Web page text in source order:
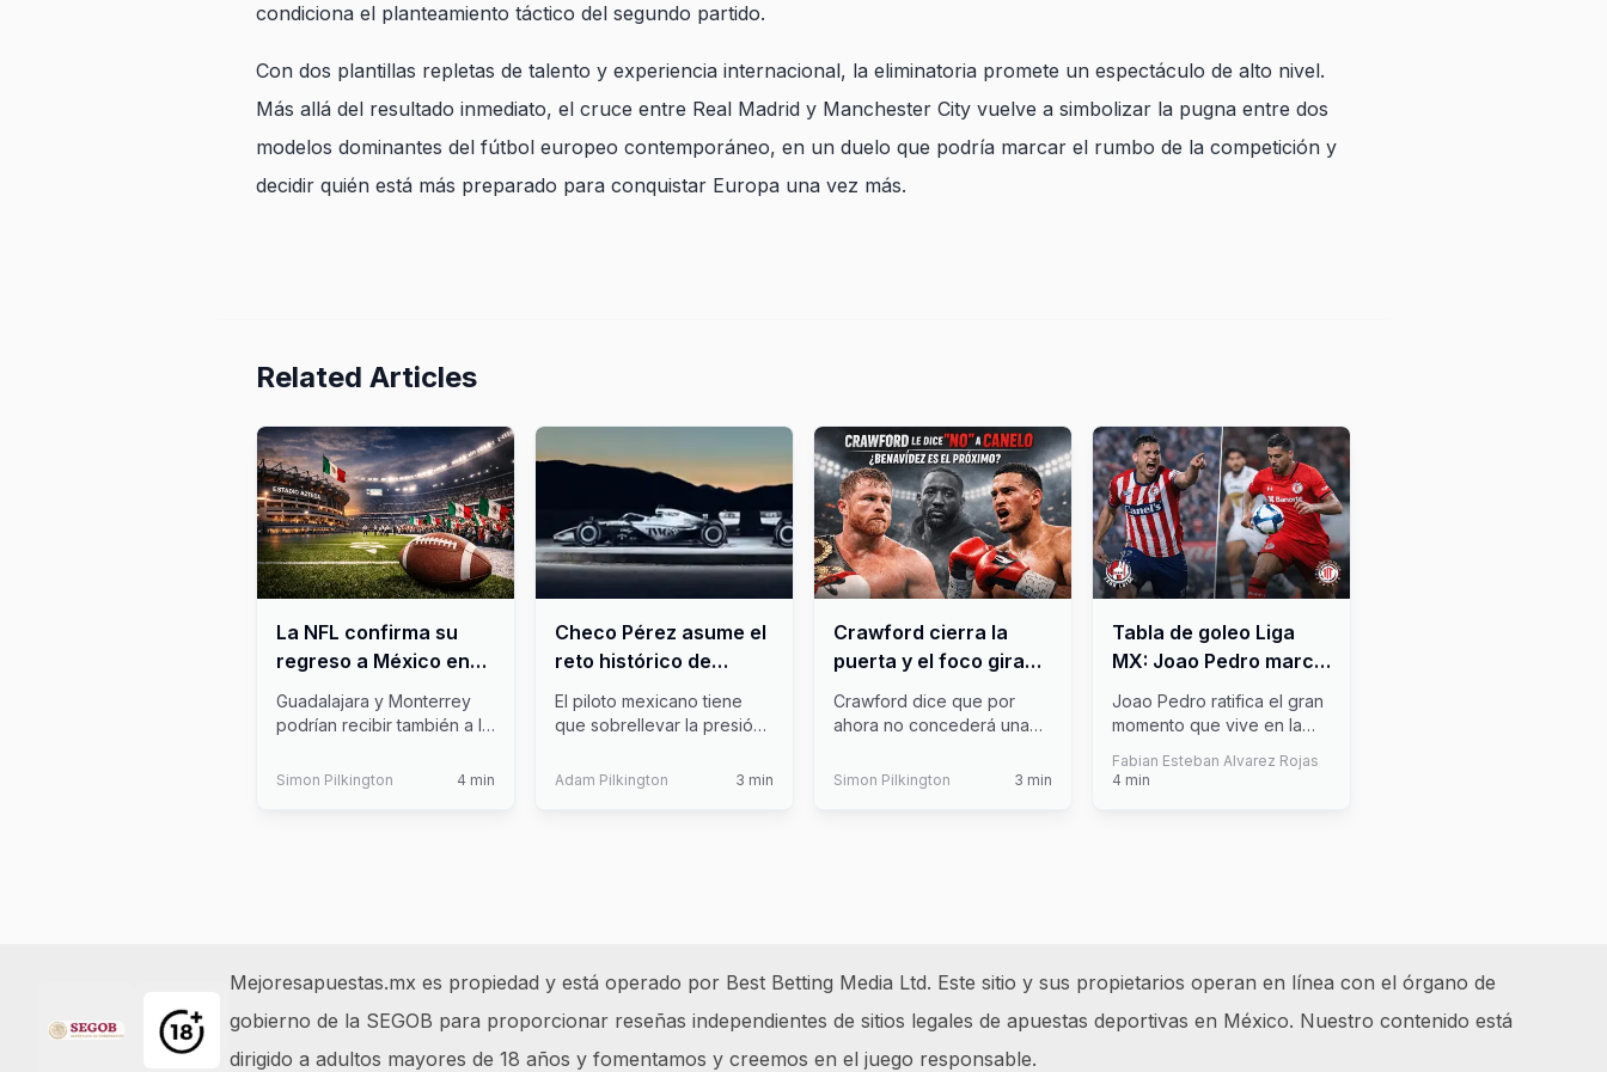
condiciona el planteamiento táctico del segundo partido.
Con dos plantillas repletas de talento y experiencia internacional, la eliminatoria promete un espectáculo de alto nivel.
Más allá del resultado inmediato, el cruce entre Real Madrid y Manchester City vuelve a simbolizar la pugna entre dos
modelos dominantes del fútbol europeo contemporáneo, en un duelo que podría marcar el rumbo de la competición y
decidir quién está más preparado para conquistar Europa una vez más.
Related Articles
La NFL confirma su
regreso a México en
2026 con los 49ers
como anfitriones
Guadalajara y Monterrey
podrían recibir también a la
aho...
Simon Pilkington 4 min
Checo Pérez asume el
reto histórico de
liderar el debut de
Cadillac en Fórmula 1
El piloto mexicano tiene
que sobrellevar la presión
que...
Adam Pilkington 3 min
Crawford cierra la
puerta y el foco gira
hacia Benavidez
Crawford dice que por
ahora no concederá una
sin emba...
Simon Pilkington 3 min
Tabla de goleo Liga
MX: Joao Pedro marca
doblete y Paulinho
entra en la pelea
Joao Pedro ratifica el gran
momento que vive en la
prome ...
Fabian Esteban Alvarez Rojas
4 min
Mejoresapuestas.mx es propiedad y está operado por Best Betting Media Ltd. Este sitio y sus propietarios operan en línea con el órgano de
gobierno de la SEGOB para proporcionar reseñas independientes de sitios legales de apuestas deportivas en México. Nuestro contenido está
dirigido a adultos mayores de 18 años y fomentamos y creemos en el juego responsable.